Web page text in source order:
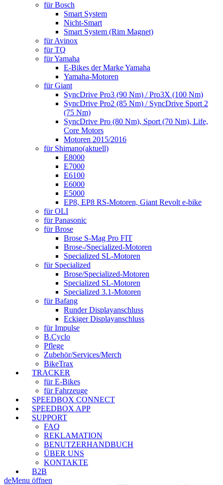
für Bosch
Smart System
Nicht-Smart
Smart System (Rim Magnet)
für Avinox
für TQ
für Yamaha
E-Bikes der Marke Yamaha
Yamaha-Motoren
für Giant
SyncDrive Pro3 (90 Nm) / Pro3X (100 Nm)
SyncDrive Pro2 (85 Nm) / SyncDrive Sport 2
(75 Nm)
SyncDrive Pro (80 Nm), Sport (70 Nm), Life,
Core Motors
Motoren 2015/2016
für Shimano(aktuell)
E8000
E7000
E6100
E6000
E5000
EP8, EP8 RS-Motoren, Giant Revolt e-bike
für OLI
für Panasonic
für Brose
Brose S-Mag Pro FIT
Brose-/Specialized-Motoren
Specialized SL-Motoren
für Specialized
Brose/Specialized-Motoren
Specialized SL-Motoren
Specialized 3.1-Motoren
für Bafang
Runder Displayanschluss
Eckiger Displayanschluss
für Impulse
B.Cyclo
Pflege
Zubehör/Services/Merch
BikeTrax
TRACKER
für E-Bikes
für Fahrzeuge
SPEEDBOX CONNECT
SPEEDBOX APP
SUPPORT
FAQ
REKLAMATION
BENUTZERHANDBUCH
ÜBER UNS
KONTAKTE
B2B
deMenu öffnen